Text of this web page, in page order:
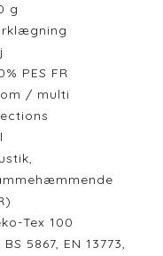
g
PES FR
/ multi
Tex 100
BS 5867, EN 13773,